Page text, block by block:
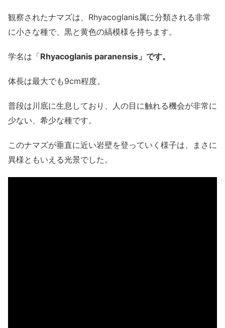
観察されたナマズは、Rhyacoglanis属に分類される非常
に小さな種で、黒と黄色の縞模様を持ちます。
学名は「Rhyacoglanis paranensis」です。
体長は最大でも9cm程度。
普段は川底に生息しており、人の目に触れる機会が非常に
少ない、希少な種です。
このナマズが垂直に近い岩壁を登っていく様子は、まさに
異様ともいえる光景でした。